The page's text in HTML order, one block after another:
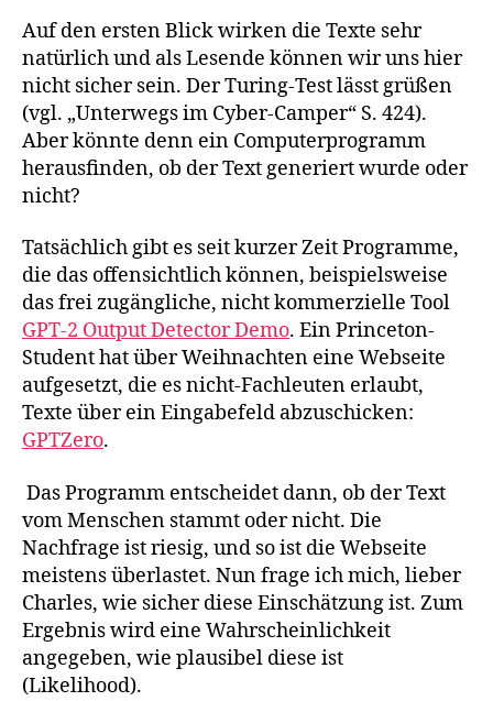
Auf den ersten Blick wirken die Texte sehr
natürlich und als Lesende können wir uns hier
nicht sicher sein. Der Turing-Test lässt grüßen
(vgl. „Unterwegs im Cyber-Camper“ S. 424).
Aber könnte denn ein Computerprogramm
herausfinden, ob der Text generiert wurde oder
nicht?
Tatsächlich gibt es seit kurzer Zeit Programme,
die das offensichtlich können, beispielsweise
das frei zugängliche, nicht kommerzielle Tool
GPT-2 Output Detector Demo. Ein Princeton-
Student hat über Weihnachten eine Webseite
aufgesetzt, die es nicht-Fachleuten erlaubt,
Texte über ein Eingabefeld abzuschicken:
GPTZero.
Das Programm entscheidet dann, ob der Text
vom Menschen stammt oder nicht. Die
Nachfrage ist riesig, und so ist die Webseite
meistens überlastet. Nun frage ich mich, lieber
Charles, wie sicher diese Einschätzung ist. Zum
Ergebnis wird eine Wahrscheinlichkeit
angegeben, wie plausibel diese ist
(Likelihood).